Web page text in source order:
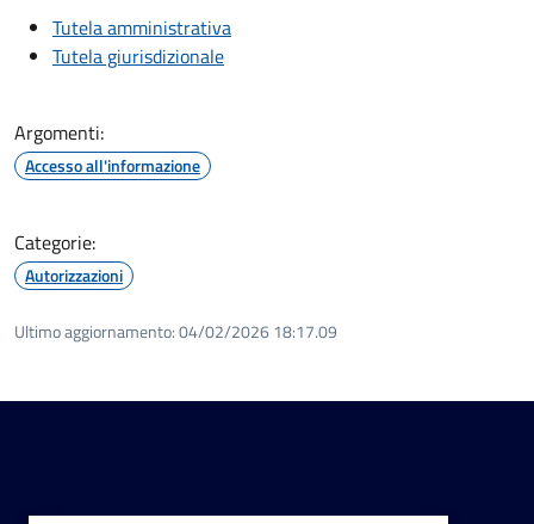
Tutela amministrativa
Tutela giurisdizionale
Argomenti:
Accesso all'informazione
Categorie:
Autorizzazioni
Ultimo aggiornamento:04/02/2026 18:17.09